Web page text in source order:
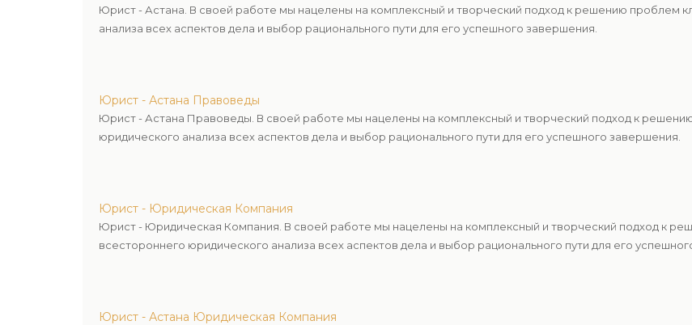
Юрист - Астана. В своей работе мы нацелены на комплексный и творческий подход к решению проблем
анализа всех аспектов дела и выбор рационального пути для его успешного завершения.
Юрист - Астана Правоведы
Юрист - Астана Правоведы. В своей работе мы нацелены на комплексный и творческий подход к
юридического анализа всех аспектов дела и выбор рационального пути для его успешного завершения.
Юрист - Юридическая Компания
Юрист - Юридическая Компания. В своей работе мы нацелены на комплексный и творческий подход к
всестороннего юридического анализа всех аспектов дела и выбор рационального пути для его
Юрист - Астана Юридическая Компания